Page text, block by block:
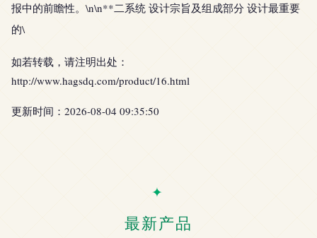
报中的前瞻性。\n\n**二系统 设计宗旨及组成部分 设计最重要
的\
如若转载，请注明出处：
http://www.hagsdq.com/product/16.html
更新时间：2026-08-04 09:35:50
最新产品